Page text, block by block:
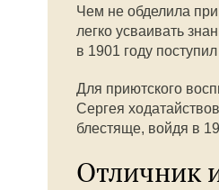
Чем не обделила
легко усваивать
в 1901 году
Для приютского
Сергея
блестяще, войдя в
Отличник